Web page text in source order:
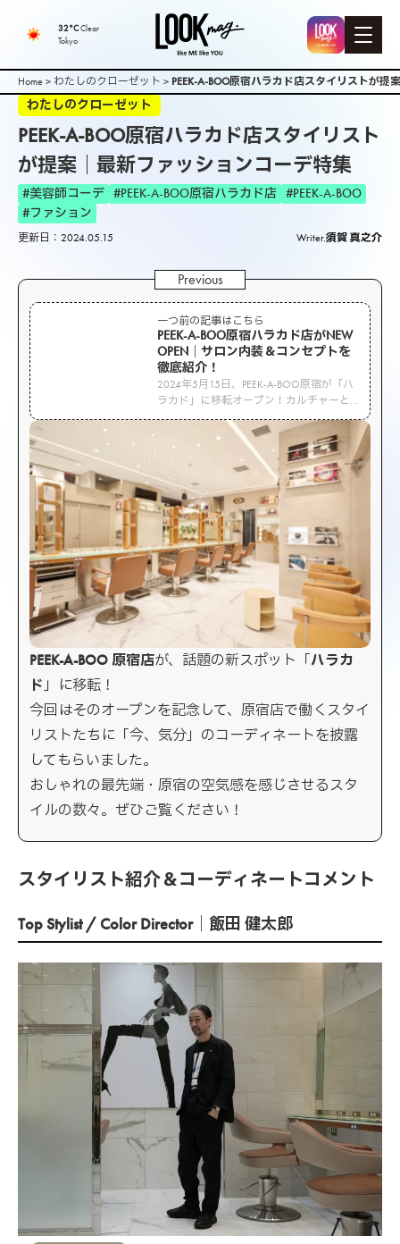
32°CClear
Tokyo
Home > わたしのクローゼット > PEEK-A-BOO原宿ハラカド店スタイリストが提
わたしのクローゼット
PEEK-A-BOO原宿ハラカド店スタイリスト
が提案｜最新ファッションコーデ特集
#美容師コーデ #PEEK-A-BOO原宿ハラカド店 #PEEK-A-BOO
#ファション
更新日：2024.05.15 Writer.須賀 真之介
一つ前の記事はこちら
PEEK-A-BOO原宿ハラカド店がNEW
OPEN｜サロン内装＆コンセプトを
徹底紹介！
2024年5月15日、PEEK-A-BOO原宿が「ハ
ラカド」に移転オープン！カルチャーと
美が融合する新店舗の魅力を、アート・
音楽・デザインに注目して詳しく紹介し
ます。
PEEK-A-BOO 原宿店が、話題の新スポット「ハラカ
ド 」に移転！
今回はそのオープンを記念して、原宿店で働くスタイ
リストたちに「今、気分」のコーディネートを披露
してもらいました。
おしゃれの最先端・原宿の空気感を感じさせるスタ
イルの数々。ぜひご覧ください！
スタイリスト紹介＆コーディネートコメント
Top Stylist / Color Director｜飯田 健太郎